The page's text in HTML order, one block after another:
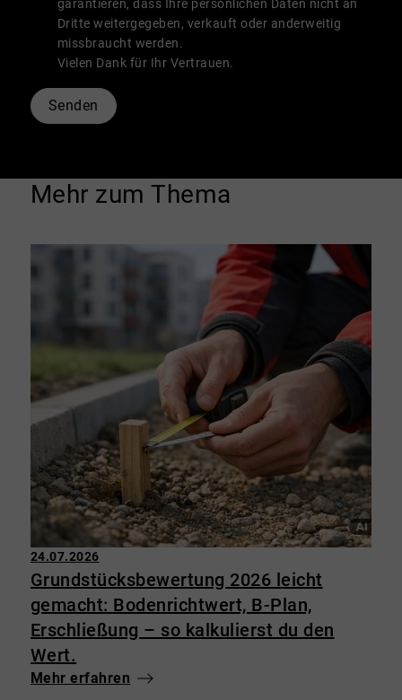
garantieren, dass Ihre persönlichen Daten nicht an
Dritte weitergegeben, verkauft oder anderweitig
missbraucht werden.
Vielen Dank für Ihr Vertrauen.
Senden
Mehr zum Thema
24.07.2026
Grundstücksbewertung 2026 leicht
gemacht: Bodenrichtwert, B-Plan,
Erschließung – so kalkulierst du den
Wert.
Mehr erfahren